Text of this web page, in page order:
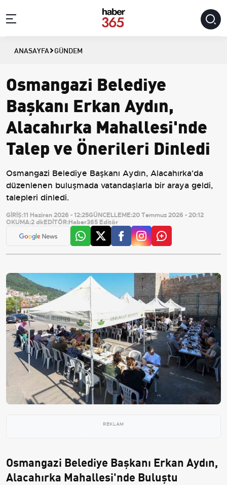
ANASAYFA GÜNDEM
Osmangazi Belediye
Başkanı Erkan Aydın,
Alacahırka Mahallesi'nde
Talep ve Önerileri Dinledi
Osmangazi Belediye Başkanı Aydın, Alacahırka'da
düzenlenen buluşmada vatandaşlarla bir araya geldi,
talepleri dinledi.
GİRİŞ:11 Haziran 2026 - 12:25GÜNCELLEME:20 Temmuz 2026 - 20:12
OKUMA:2 dkEDİTÖR:Haber365 Editör
REKLAM
Osmangazi Belediye Başkanı Erkan Aydın,
Alacahırka Mahallesi'nde Buluştu